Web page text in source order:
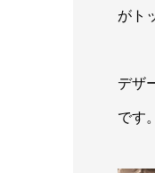
がト
デザ
です